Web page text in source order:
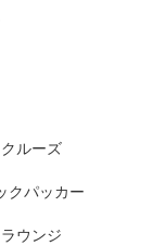
クルーズ
クパッカー
ラウンジ